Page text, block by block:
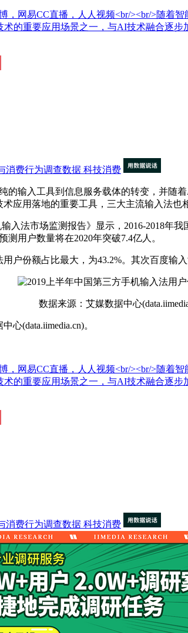
网易CC直播，人人视频<br/><br/>随着
的重要应用场景之一，与AI技术融合逐
消费行为调查数据 科技消费
入工具到信息服务载体的转变，并随
应用落地的重要工具，三大主流输入法也
入法市场监测报告》显示，2016-2018年
用户数量将在2020年突破7.4亿人。
份额占比最大，为43.2%。其次百度输入
数据来源：艾媒数据中心
(data.iimedia.cn)。
网易CC直播，人人视频<br/><br/>随着
的重要应用场景之一，与AI技术融合逐
消费行为调查数据 科技消费